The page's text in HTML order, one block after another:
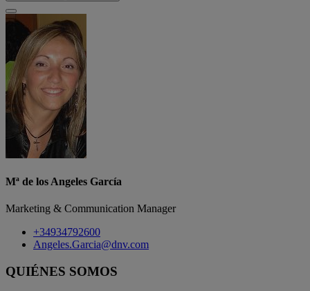
Mª de los Angeles García
Marketing & Communication Manager
+34934792600
Angeles.Garcia@dnv.com
QUIÉNES SOMOS